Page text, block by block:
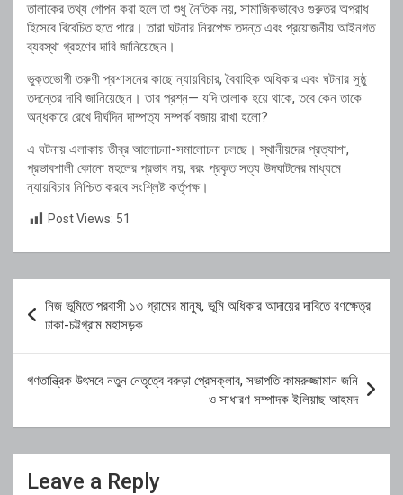
তালাকের তথ্য গোপন করা হলে তা শুধু নৈতিক নয়, সামাজিকভাবেও গুরুতর অপরাধ
হিসেবে বিবেচিত হতে পারে। তারা ঘটনার নিরপেক্ষ তদন্ত এবং প্রয়োজনীয় আইনগত
ব্যবস্থা গ্রহণের দাবি জানিয়েছেন।
ভুক্তভোগী তরুণী প্রশাসনের কাছে ন্যায়বিচার, বৈবাহিক অধিকার এবং ঘটনার সুষ্ঠু
তদন্তের দাবি জানিয়েছেন। তার প্রশ্ন— যদি তালাক হয়ে থাকে, তবে কেন তাকে
অন্ধকারে রেখে দীর্ঘদিন দাম্পত্য সম্পর্ক বজায় রাখা হলো?
এ ঘটনায় এলাকায় তীব্র আলোচনা-সমালোচনা চলছে। স্থানীয়দের প্রত্যাশা,
প্রভাবশালী কোনো মহলের প্রভাব নয়, বরং প্রকৃত সত্য উদঘাটনের মাধ্যমে
ন্যায়বিচার নিশ্চিত করবে সংশ্লিষ্ট কর্তৃপক্ষ।
Post Views: 51
navigation
নিজ ভূমিতে পরবাসী ১৩ গ্রামের মানুষ, ভূমি অধিকার আদায়ের দাবিতে রণক্ষেত্র
ঢাকা-চট্টগ্রাম মহাসড়ক
গণতান্ত্রিক উৎসবে নতুন নেতৃত্বে বরুড়া প্রেসক্লাব, সভাপতি কামরুজ্জামান জনি
ও সাধারণ সম্পাদক ইলিয়াছ আহমদ
Leave a Reply